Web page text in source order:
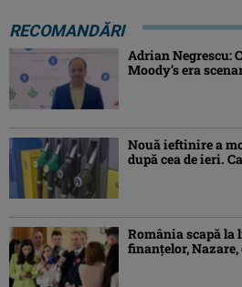
RECOMANDĂRI
Adrian Negrescu:
Moody’s era
Nouă ieftinire a
după cea de ieri.
România scapă
finanțelor, Nazare,